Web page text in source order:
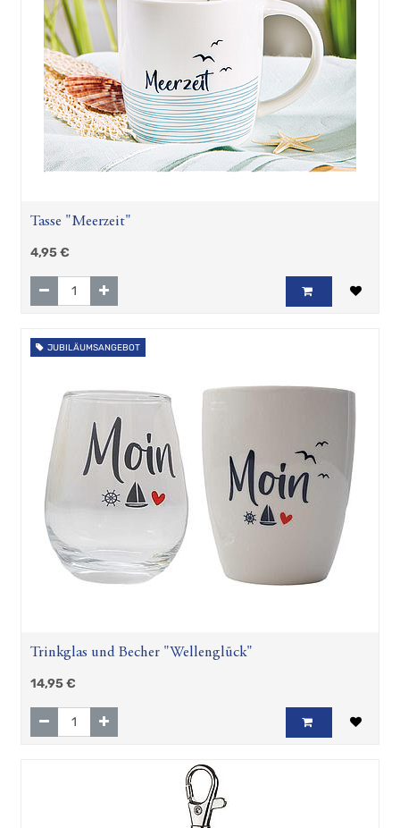
Geschenkartikel
Tasse "Meerzeit"
4,95€
JUBILÄUMSANGEBOT
Trinkglas und Becher "Wellenglück"
14,95€